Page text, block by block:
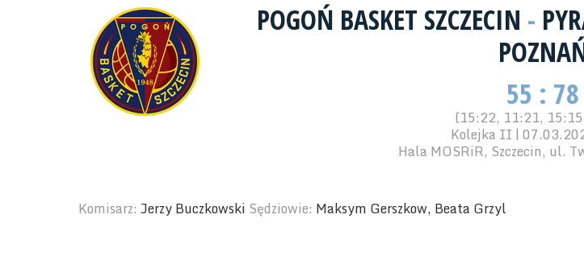
POGOŃ BASKET SZCZECIN -
55 : 78
(15:22, 11:21,
Kolejka II |
Hala MOSRiR, Szczecin, ul.
Komisarz: Jerzy Buczkowski Sędziowie: Maksym Gerszkow, Beata Grzyl